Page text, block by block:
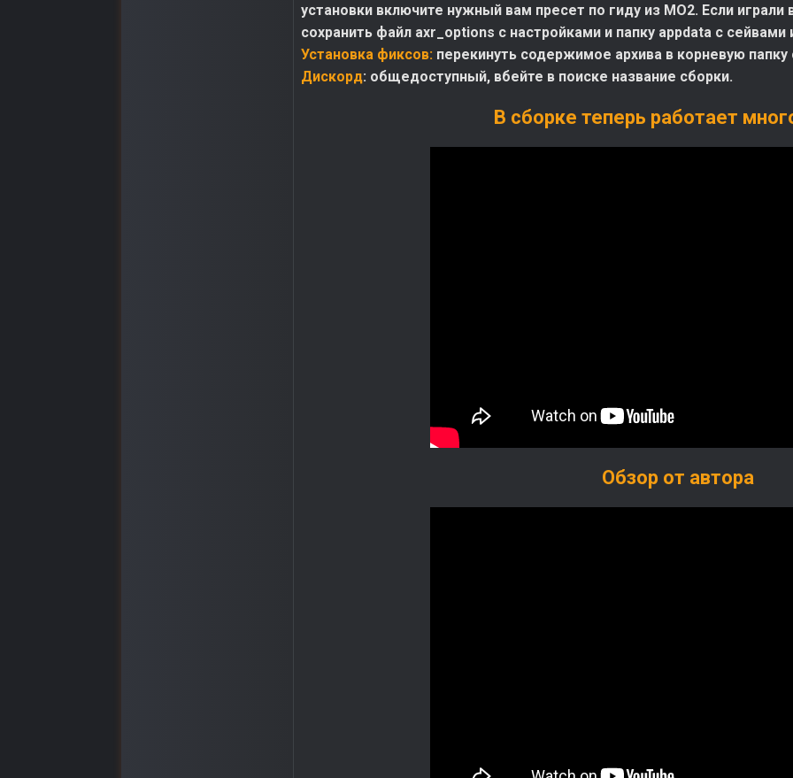
установки включите нужный вам пресет по гиду из МО2. Если
сохранить файл axr_options с настройками и папку appdata с
Установка фиксов: перекинуть содержимое архива в корневую папку
Дискорд: общедоступный, вбейте в поиске название сборки.
В сборке теперь работает
Обзор от автора